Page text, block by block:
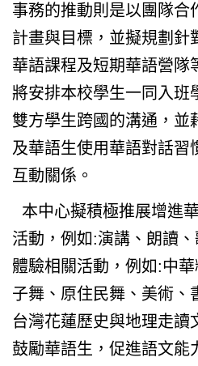
事務的推動則是以團隊合
計畫與目標，並擬規劃針
華語課程及短期華語營隊
將安排本校學生一同入班
雙方學生跨國的溝通，並
及華語生使用華語對話習
互動關係。
本中心擬積極推展增進
活動，例如:演講、朗讀
體驗相關活動，例如:中
子舞、原住民舞、美術、
台灣花蓮歷史與地理走讀
鼓勵華語生，促進語文能